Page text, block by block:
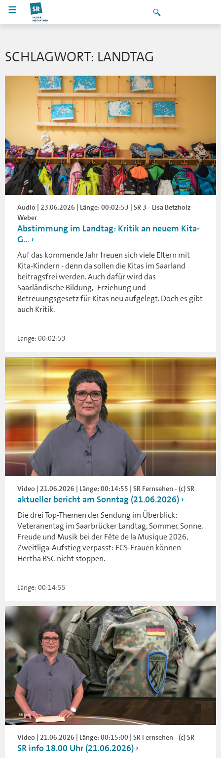
SCHLAGWORT: LANDTAG
Audio | 23.06.2026 | Länge: 00:02:53 | SR 3 - Lisa Betzholz-
Weber
Abstimmung im Landtag: Kritik an neuem Kita-
G...
Auf das kommende Jahr freuen sich viele Eltern mit
Kita-Kindern - denn da sollen die Kitas im Saarland
beitragsfrei werden. Auch dafür wird das
Saarländische Bildung,- Erziehung und
Betreuungsgesetz für Kitas neu aufgelegt. Doch es gibt
auch Kritik.
Länge: 00:02:53
Video | 21.06.2026 | Länge: 00:14:55 | SR Fernsehen - (c) SR
aktueller bericht am Sonntag (21.06.2026)
Die drei Top-Themen der Sendung im Überblick:
Veteranentag im Saarbrücker Landtag, Sommer, Sonne,
Freude und Musik bei der Fête de la Musique 2026,
Zweitliga-Aufstieg verpasst: FCS-Frauen können
Hertha BSC nicht stoppen.
Länge: 00:14:55
Video | 21.06.2026 | Länge: 00:15:00 | SR Fernsehen - (c) SR
SR info 18.00 Uhr (21.06.2026)